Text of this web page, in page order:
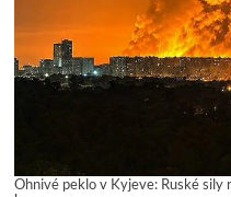
Ohnivé peklo v Kyjeve: Ruské